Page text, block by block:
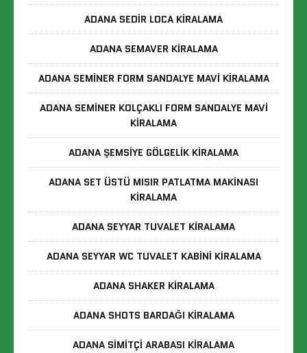
ADANA SEDIR LOCA KIRALAMA
ADANA SEMAVER KIRALAMA
ADANA SEMINER FORM SANDALYE MAVI KIRALAMA
ADANA SEMINER KOLÇAKLI FORM SANDALYE MAVI
KIRALAMA
ADANA ŞEMSIYE GÖLGELIK KIRALAMA
ADANA SET ÜSTÜ MISIR PATLATMA MAKINASI
KIRALAMA
ADANA SEYYAR TUVALET KIRALAMA
ADANA SEYYAR WC TUVALET KABINI KIRALAMA
ADANA SHAKER KIRALAMA
ADANA SHOTS BARDAĞI KIRALAMA
ADANA SIMITÇI ARABASI KIRALAMA